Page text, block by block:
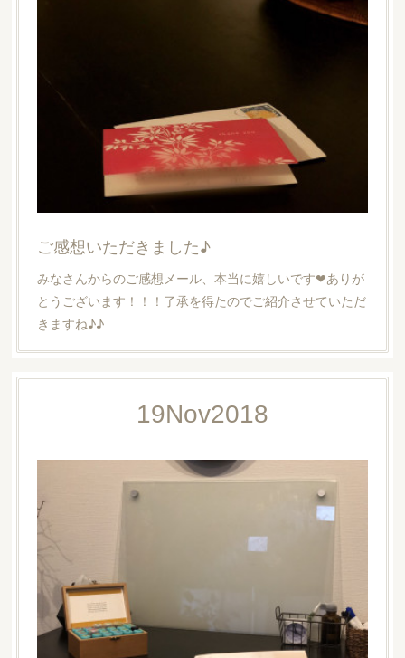
ご感想いただきました♪
みなさんからのご感想メール、本当に嬉しいです❤︎ありが
とうございます！！！了承を得たのでご紹介させていただ
きますね♪♪
19Nov2018